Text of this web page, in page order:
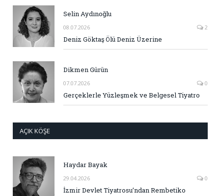
Selin Aydınoğlu
08.07.2026 2
Deniz Göktaş Ölü Deniz Üzerine
Dikmen Gürün
07.07.2026 0
Gerçeklerle Yüzleşmek ve Belgesel Tiyatro
AÇIK KÖŞE
Haydar Bayak
29.04.2026 0
İzmir Devlet Tiyatrosu’ndan Rembetiko